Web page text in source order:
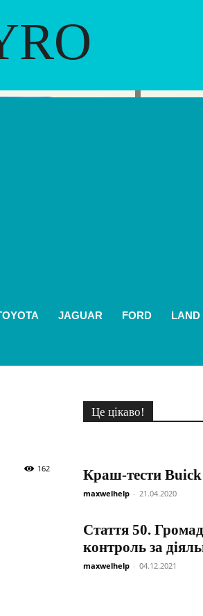
JAGUAR FORD LAND
162
Це цікаво!
Краш-тести Buick
maxwelhelp - 21.04.2020
Стаття 50.
контроль за
maxwelhelp - 04.12.2021